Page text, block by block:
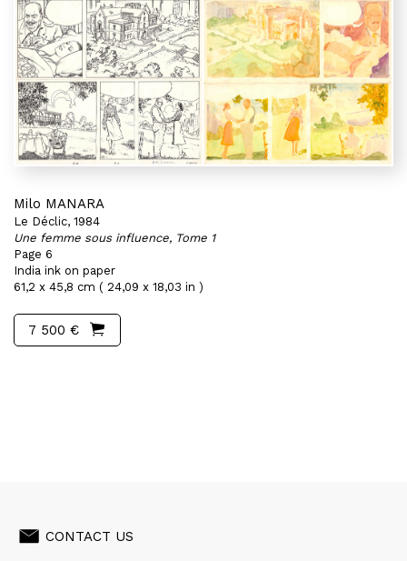
Milo MANARA
Le Déclic, 1984
Une femme sous influence, Tome 1
Page 6
India ink on paper
61,2 x 45,8 cm ( 24,09 x 18,03 in )
7 500 €
CONTACT US